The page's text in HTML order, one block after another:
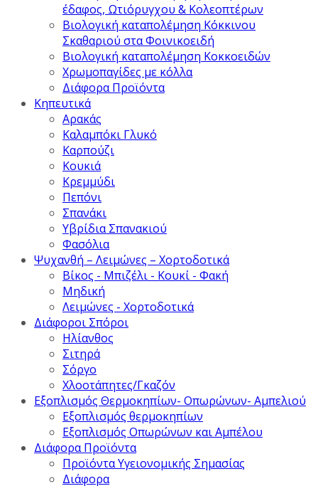
έδαφος, Ωτιόρυγχου & Κολεοπτέρων
Βιολογική καταπολέμηση Κόκκινου
Σκαθαριού στα Φοινικοειδή
Βιολογική καταπολέμηση Κοκκοειδών
Χρωμοπαγίδες με κόλλα
Διάφορα Προϊόντα
Κηπευτικά
Αρακάς
Καλαμπόκι Γλυκό
Καρπούζι
Κουκιά
Κρεμμύδι
Πεπόνι
Σπανάκι
Υβρίδια Σπανακιού
Φασόλια
Ψυχανθή – Λειμώνες – Χορτοδοτικά
Βίκος - Μπιζέλι - Κουκί - Φακή
Μηδική
Λειμώνες - Χορτοδοτικά
Διάφοροι Σπόροι
Ηλίανθος
Σιτηρά
Σόργο
Χλοοτάπητες/Γκαζόν
Εξοπλισμός Θερμοκηπίων- Οπωρώνων- Αμπελιού
Εξοπλισμός θερμοκηπίων
Εξοπλισμός Οπωρώνων και Αμπέλου
Διάφορα Προϊόντα
Προϊόντα Υγειονομικής Σημασίας
Διάφορα